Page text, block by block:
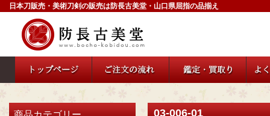
日本刀販売・美術刀剣の販売は防長古美堂・山口県屈指の品揃え
03-006-01